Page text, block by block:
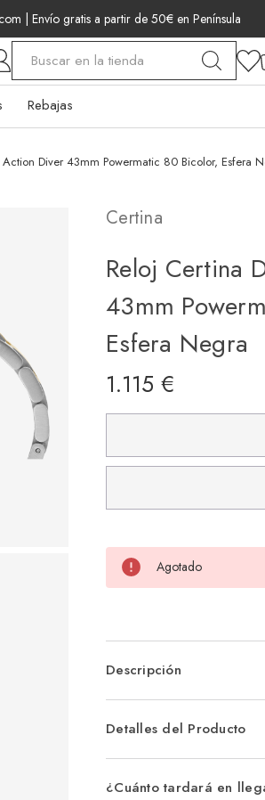
| Envío gratis a partir de 50€ en Península
Rebajas
Action Diver 43mm Powermatic 80 Bicolor, Esfera
Certina
Reloj Certina
43mm
Esfera Negra
1.115 €
Agotado
Descripción
Detalles del Producto
¿Cuánto tardará en